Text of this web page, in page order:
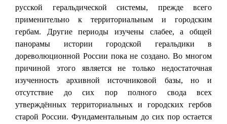
русской геральдической системы, прежде всего
применительно к территориальным и городским
гербам. Другие периоды изучены слабее, а общей
панорамы истории городской геральдики в
дореволюционной России пока не создано. Во многом
причиной этого является не только недостаточная
изученность архивной источниковой базы, но и
отсутствие до сих пор полного свода всех
утверждённых территориальных и городских гербов
старой России. Фундаментальным до сих пор остается